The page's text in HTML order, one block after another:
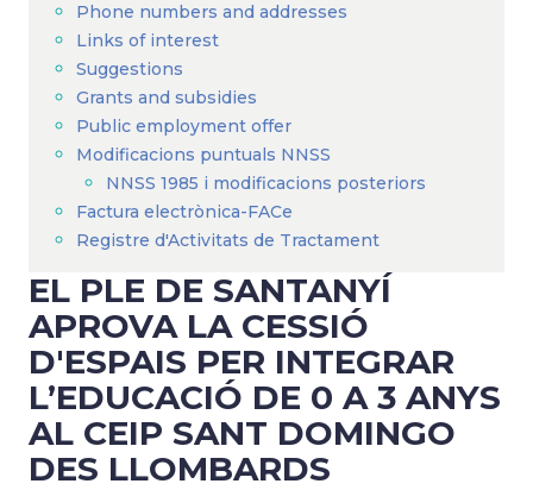
Phone numbers and addresses
Links of interest
Suggestions
Grants and subsidies
Public employment offer
Modificacions puntuals NNSS
NNSS 1985 i modificacions posteriors
Factura electrònica-FACe
Registre d'Activitats de Tractament
EL PLE DE SANTANYÍ
APROVA LA CESSIÓ
D'ESPAIS PER INTEGRAR
L’EDUCACIÓ DE 0 A 3 ANYS
AL CEIP SANT DOMINGO
DES LLOMBARDS